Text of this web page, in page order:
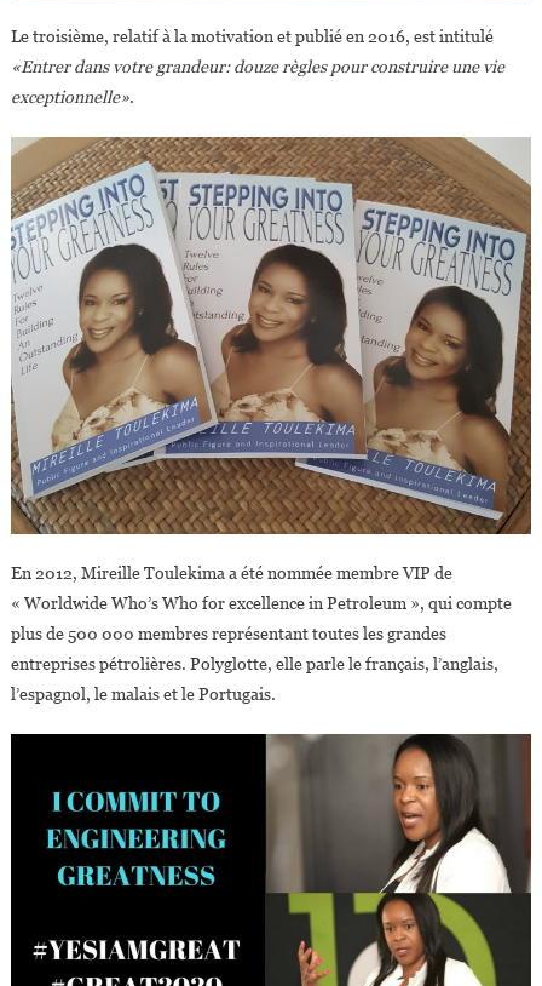
Le troisième, relatif à la motivation et publié en 2016, est intitulé
«Entrer dans votre grandeur: douze règles pour construire une vie
exceptionnelle».
En 2012, Mireille Toulekima a été nommée membre VIP de
« Worldwide Who’s Who for excellence in Petroleum », qui compte
plus de 500 000 membres représentant toutes les grandes
entreprises pétrolières. Polyglotte, elle parle le français, l’anglais,
l’espagnol, le malais et le Portugais.